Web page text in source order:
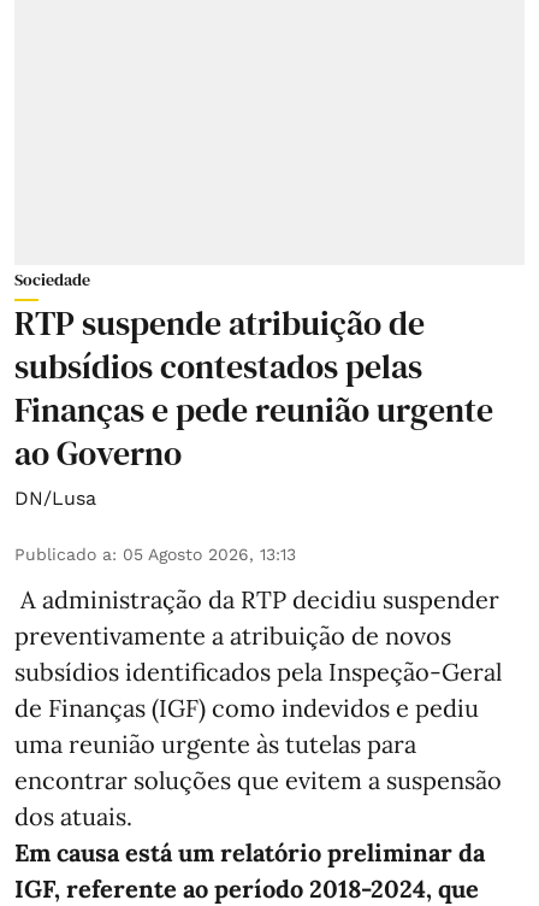
Sociedade
RTP suspende atribuição de
subsídios contestados pelas
Finanças e pede reunião urgente
ao Governo
DN/Lusa
Publicado a: 05 Agosto 2026, 13:13
A administração da RTP decidiu suspender
preventivamente a atribuição de novos
subsídios identificados pela Inspeção-Geral
de Finanças (IGF) como indevidos e pediu
uma reunião urgente às tutelas para
encontrar soluções que evitem a suspensão
dos atuais.
Em causa está um relatório preliminar da
IGF, referente ao período 2018-2024, que